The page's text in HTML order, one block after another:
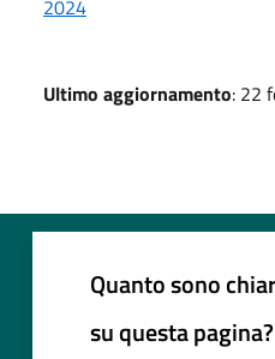
2024
Ultimo aggiornamento: 22
Quanto sono
su questa pagina?